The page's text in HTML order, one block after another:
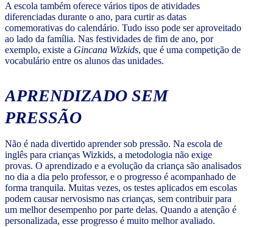
A escola também oferece vários tipos de atividades
diferenciadas durante o ano, para curtir as datas
comemorativas do calendário. Tudo isso pode ser aproveitado
ao lado da família. Nas festividades de fim de ano, por
exemplo, existe a Gincana Wizkids, que é uma competição de
vocabulário entre os alunos das unidades.
APRENDIZADO SEM
PRESSÃO
Não é nada divertido aprender sob pressão. Na escola de
inglês para crianças Wizkids, a metodologia não exige
provas. O aprendizado e a evolução da criança são analisados
no dia a dia pelo professor, e o progresso é acompanhado de
forma tranquila. Muitas vezes, os testes aplicados em escolas
podem causar nervosismo nas crianças, sem contribuir para
um melhor desempenho por parte delas. Quando a atenção é
personalizada, esse progresso é muito melhor avaliado.